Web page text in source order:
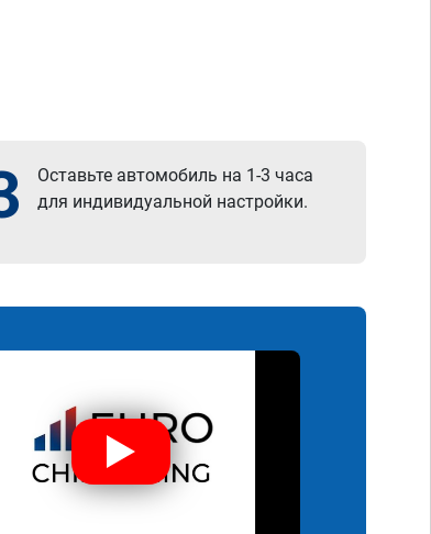
Оставьте автомобиль на 1-3 часа
для индивидуальной настройки.